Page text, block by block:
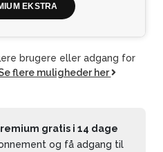
EKSTRA
brugere eller adgang for
flere muligheder her
gratis i 14 dage
og få adgang til